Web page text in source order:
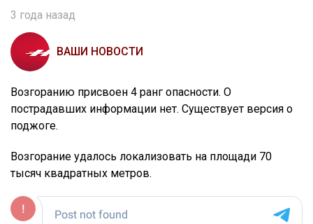
3 года назад
ВАШИ НОВОСТИ
Возгоранию присвоен 4 ранг опасности. О
пострадавших информации нет. Существует версия о
поджоге.
Возгорание удалось локализовать на площади 70
тысяч квадратных метров.